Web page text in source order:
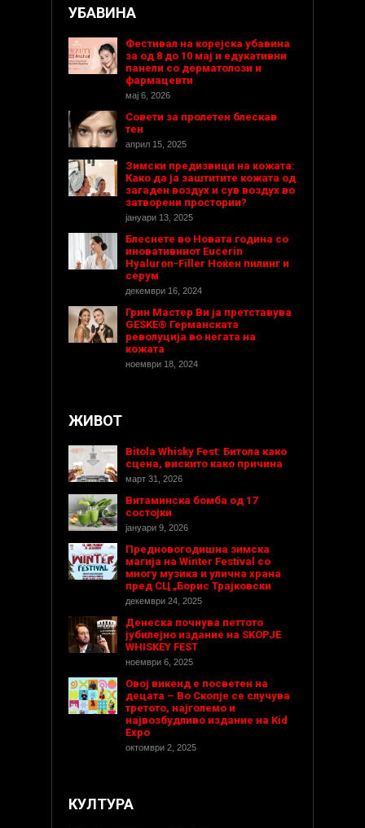
УБАВИНА
Фестивал на корејска убавина
за од 8 до 10 мај и едукативни
панели со дерматолози и
фармацевти
мај 6, 2026
Совети за пролетен блескав
тен
април 15, 2025
Зимски предизвици на кожата:
Како да ја заштитите кожата од
загаден воздух и сув воздух во
затворени простории?
јануари 13, 2025
Блеснете во Новата година со
иновативниот Eucerin
Hyaluron-Filler Ноќен пилинг и
серум
декември 16, 2024
Грин Мастер Ви ја претставува
GESKE® Германската
револуција во негата на
кожата
ноември 18, 2024
ЖИВОТ
Bitola Whisky Fest: Битола како
сцена, вискито како причина
март 31, 2026
Витаминска бомба од 17
состојки
јануари 9, 2026
Предновогодишнa зимска
магија на Winter Festival со
многу музика и улична храна
пред СЦ „Борис Трајковски
декември 24, 2025
Денеска почнува петтото
јубилејно издание на SKOPJE
WHISKEY FEST
ноември 6, 2025
Овој викенд е посветен на
децата – Во Скопје се случува
третото, најголемо и
највозбудливо издание на Kid
Expo
октомври 2, 2025
КУЛТУРА